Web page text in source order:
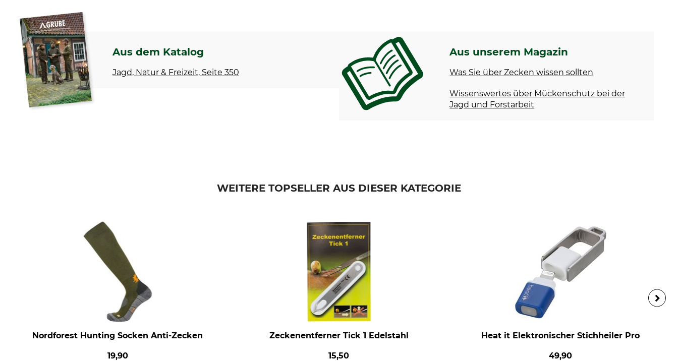
Aus dem Katalog
Jagd, Natur & Freizeit, Seite 350
Aus unserem Magazin
Was Sie über Zecken wissen sollten
Wissenswertes über Mückenschutz bei der
Jagd und Forstarbeit
WEITERE TOPSELLER AUS DIESER KATEGORIE
Nordforest Hunting Socken Anti-Zecken
19,90
Zeckenentferner Tick 1 Edelstahl
15,50
Heat it Elektronischer Stichheiler Pro
49,90